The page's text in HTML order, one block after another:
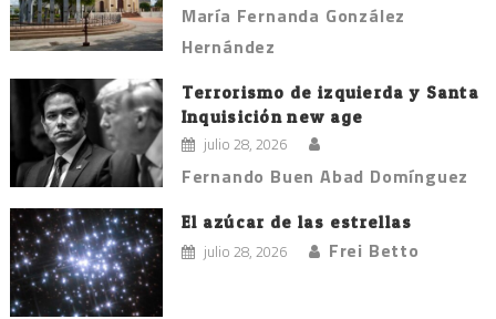
María Fernanda González
Hernández
Terrorismo de izquierda y Santa
Inquisición new age
julio 28, 2026
Fernando Buen Abad Domínguez
El azúcar de las estrellas
julio 28, 2026 Frei Betto